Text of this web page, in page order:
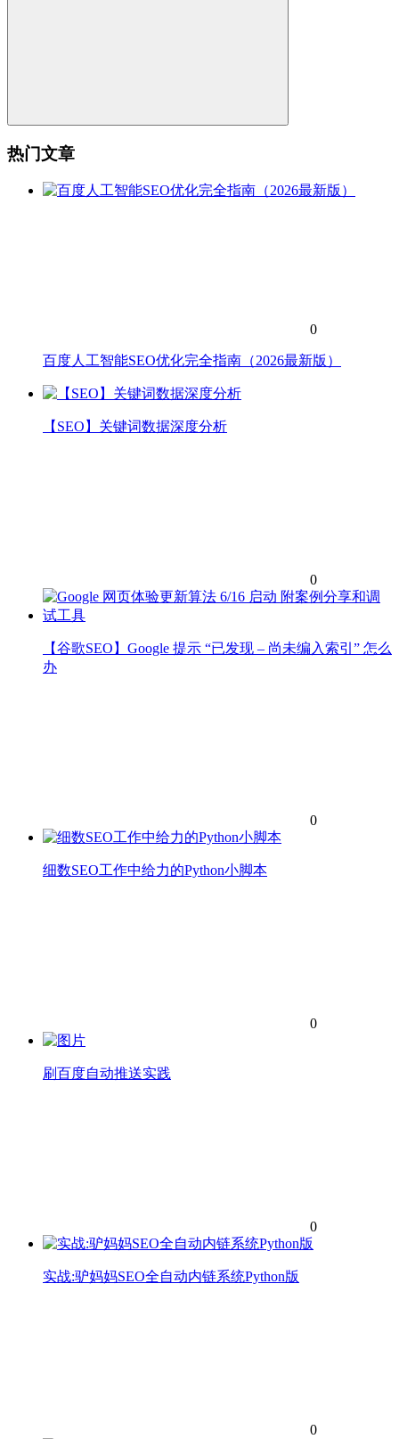
热门文章
0
百度人工智能SEO优化完全指南（2026最新版）
【SEO】关键词数据深度分析
0
【谷歌SEO】Google 提示 “已发现 – 尚未编入索引” 怎么
办
0
细数SEO工作中给力的Python小脚本
0
刷百度自动推送实践
0
实战:驴妈妈SEO全自动内链系统Python版
0